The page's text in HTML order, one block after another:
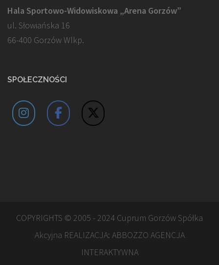
Hala Sportowo-Widowiskowa „Arena Gorzów”
ul. Słowiańska 16
66-400 Gorzów Wlkp.
SPOŁECZNOŚCI
COPYRIGHTS © 2005 - 2024 Cuprum Gorzów Spółka
Akcyjna REALIZACJA: ABBOZZO AGENCJA
INTERAKTYWNA